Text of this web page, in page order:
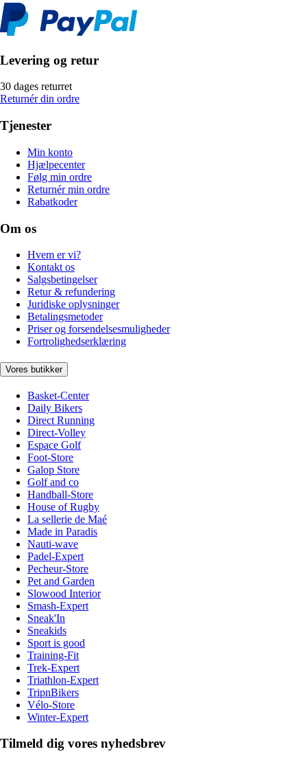
Levering og retur
30 dages returret
Returnér din ordre
Tjenester
Min konto
Hjælpecenter
Følg min ordre
Returnér min ordre
Rabatkoder
Om os
Hvem er vi?
Kontakt os
Salgsbetingelser
Retur & refundering
Juridiske oplysninger
Betalingsmetoder
Priser og forsendelsesmuligheder
Fortrolighedserklæring
Vores butikker
Basket-Center
Daily Bikers
Direct Running
Direct-Volley
Espace Golf
Foot-Store
Galop Store
Golf and co
Handball-Store
House of Rugby
La sellerie de Maé
Made in Paradis
Nauti-wave
Padel-Expert
Pecheur-Store
Pet and Garden
Slowood Interior
Smash-Expert
Sneak'In
Sneakids
Sport is good
Training-Fit
Trek-Expert
Triathlon-Expert
TripnBikers
Vélo-Store
Winter-Expert
Tilmeld dig vores nyhedsbrev